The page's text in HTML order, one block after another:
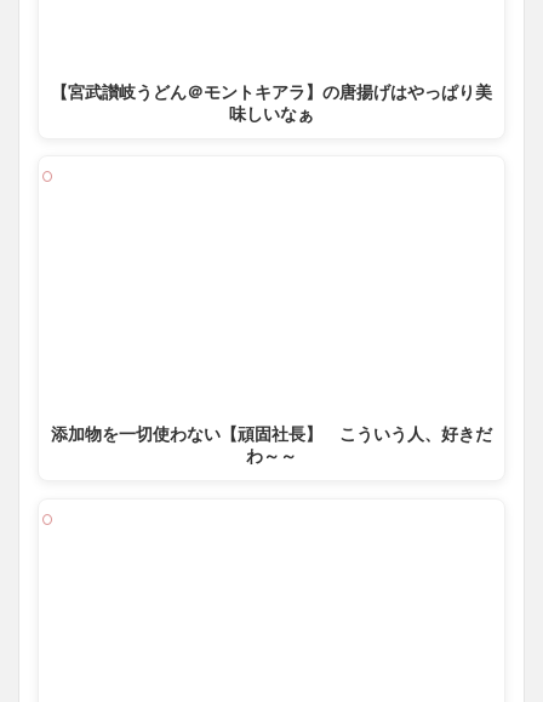
【宮武讃岐うどん＠モントキアラ】の唐揚げはやっぱり美
味しいなぁ
添加物を一切使わない【頑固社長】 こういう人、好きだ
わ～～